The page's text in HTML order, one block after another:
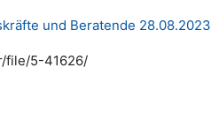
und Beratende 28.08.2023
file/5-41626/